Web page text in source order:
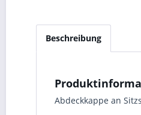
Beschreibung
Abdeckkappe an